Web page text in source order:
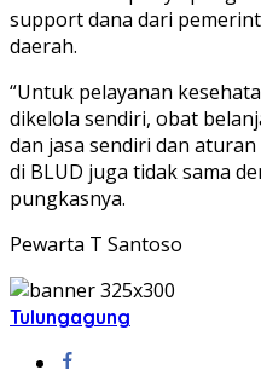
support dana dari
daerah.
“Untuk pelayanan
dikelola sendiri, obat
dan jasa sendiri dan
di BLUD juga tidak sama
pungkasnya.
Pewarta T Santoso
Tulungagung